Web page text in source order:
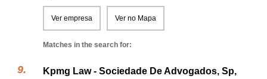
Ver empresa Ver no Mapa
Matches in the search for:
Kpmg Law - Sociedade De Advogados, Sp,